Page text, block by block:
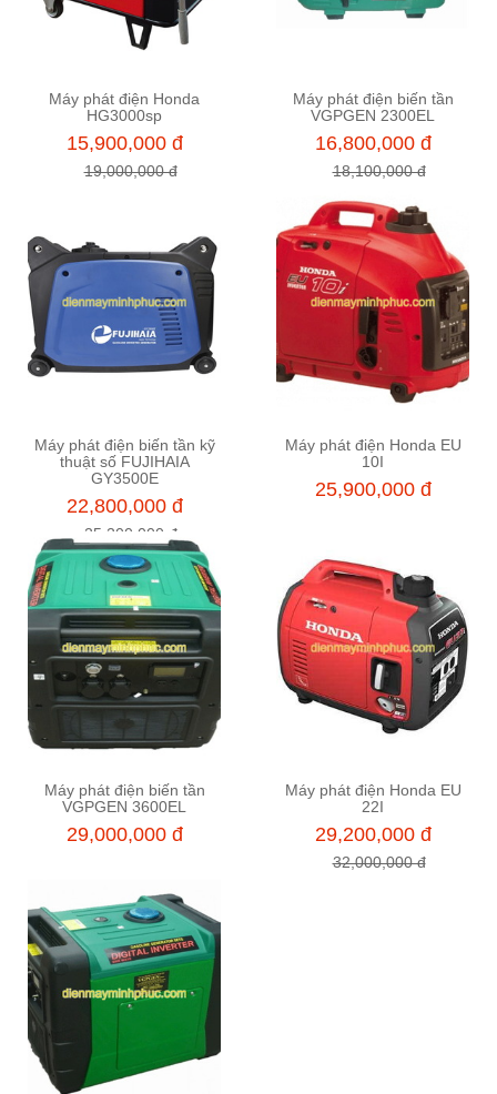
Thêm vào giỏ hàng
Máy phát điện Honda
HG3000sp
15,900,000 đ
19,000,000 đ
Thêm vào giỏ hàng
Máy phát điện biến tần
VGPGEN 2300EL
16,800,000 đ
18,100,000 đ
Thêm vào giỏ hàng
Máy phát điện biến tần kỹ
thuật số FUJIHAIA
GY3500E
22,800,000 đ
25,200,000 đ
Thêm vào giỏ hàng
Máy phát điện Honda EU
10I
25,900,000 đ
Thêm vào giỏ hàng
Máy phát điện biến tần
VGPGEN 3600EL
29,000,000 đ
Thêm vào giỏ hàng
Máy phát điện Honda EU
22I
29,200,000 đ
32,000,000 đ